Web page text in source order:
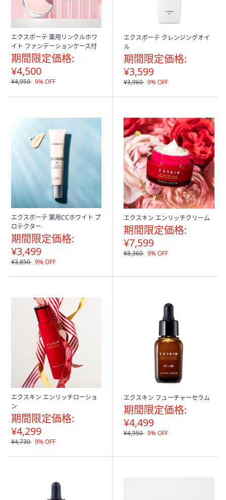
エクスボーテ 薬用リンクルホワ
イト ファンデーションケース付
期間限定価格:
¥4,500
¥4,950 9% OFF
エクスボーテ クレンジングオイ
ル
期間限定価格:
¥3,599
¥3,960 9% OFF
エクスボーテ 薬用CCホワイト プ
ロテクター
期間限定価格:
¥3,499
¥3,850 9% OFF
エクスキン エンリッチクリーム
期間限定価格:
¥7,599
¥8,360 9% OFF
エクスキン エンリッチローショ
ン
期間限定価格:
¥4,299
¥4,730 9% OFF
エクスキン フューチャーセラム
期間限定価格:
¥4,499
¥4,950 9% OFF